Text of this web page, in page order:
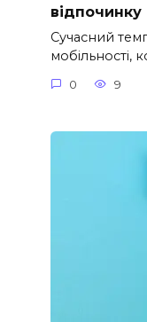
відпочинку
Сучасний
мобільності,
0 9